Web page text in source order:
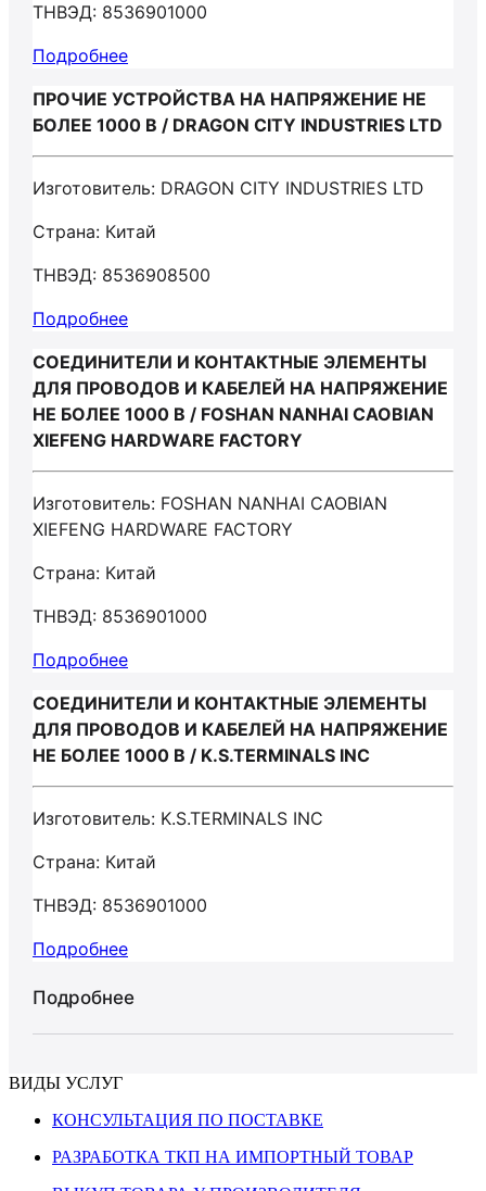
ТНВЭД: 8536901000
Подробнее
ПРОЧИЕ УСТРОЙСТВА НА НАПРЯЖЕНИЕ НЕ
БОЛЕЕ 1000 В / DRAGON CITY INDUSTRIES LTD
Изготовитель: DRAGON CITY INDUSTRIES LTD
Страна: Китай
ТНВЭД: 8536908500
Подробнее
СОЕДИНИТЕЛИ И КОНТАКТНЫЕ ЭЛЕМЕНТЫ
ДЛЯ ПРОВОДОВ И КАБЕЛЕЙ НА НАПРЯЖЕНИЕ
НЕ БОЛЕЕ 1000 В / FOSHAN NANHAI CAOBIAN
XIEFENG HARDWARE FACTORY
Изготовитель: FOSHAN NANHAI CAOBIAN
XIEFENG HARDWARE FACTORY
Страна: Китай
ТНВЭД: 8536901000
Подробнее
СОЕДИНИТЕЛИ И КОНТАКТНЫЕ ЭЛЕМЕНТЫ
ДЛЯ ПРОВОДОВ И КАБЕЛЕЙ НА НАПРЯЖЕНИЕ
НЕ БОЛЕЕ 1000 В / K.S.TERMINALS INC
Изготовитель: K.S.TERMINALS INC
Страна: Китай
ТНВЭД: 8536901000
Подробнее
Подробнее
ВИДЫ УСЛУГ
КОНСУЛЬТАЦИЯ ПО ПОСТАВКЕ
РАЗРАБОТКА ТКП НА ИМПОРТНЫЙ ТОВАР